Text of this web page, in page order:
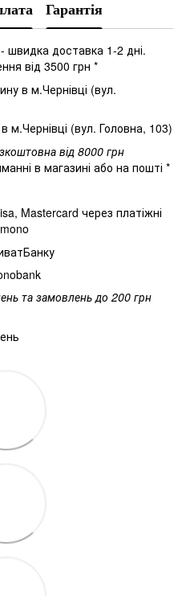
Гарантія
швидка доставка 1-2 дні.
від 3500 грн *
в м.Чернівці (вул.
м.Чернівці (вул. Головна, 103)
від 8000 грн
в магазині або на пошті *
Mastercard через платіжні
та замовлень до 200 грн